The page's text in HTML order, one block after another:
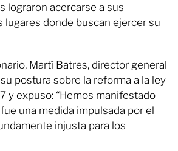
lograron acercarse a sus
lugares donde buscan ejercer su
Martí Batres, director general
postura sobre la reforma a la ley
y expuso: “Hemos manifestado
una medida impulsada por el
injusta para los